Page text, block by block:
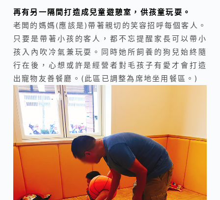
再有另一隔間打造成兒童遊憩室，供孩童玩耍。
老闆的媽媽(應該是)帶著親切的笑容招呼每個客人。
只要是帶著小孩的客人，都不忘提醒家長可以帶小
孩入內吹冷氣兼玩耍。同時她所飼養的狗兒始終隨
行在後，心想或許是經營者對毛孩子有愛才會打造
出寵物友善餐廳。(此區已調整為席地坐用餐區。)